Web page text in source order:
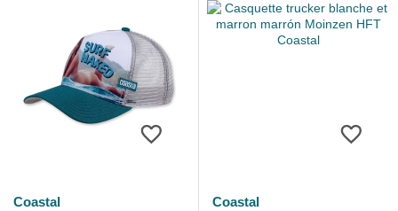
Coastal
Coastal